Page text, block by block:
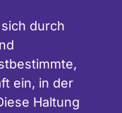
durch
ein, in der
Haltung